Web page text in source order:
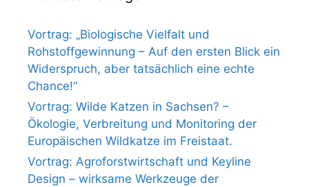
Vortrag: „Biologische Vielfalt und
Rohstoffgewinnung – Auf den ersten Blick ein
Widerspruch, aber tatsächlich eine echte
Chance!“
Vortrag: Wilde Katzen in Sachsen? –
Ökologie, Verbreitung und Monitoring der
Europäischen Wildkatze im Freistaat.
Vortrag: Agroforstwirtschaft und Keyline
Design – wirksame Werkzeuge der